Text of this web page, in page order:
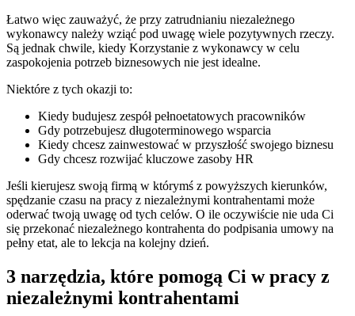
Łatwo więc zauważyć, że przy zatrudnianiu niezależnego
wykonawcy należy wziąć pod uwagę wiele pozytywnych rzeczy.
Są jednak chwile, kiedy Korzystanie z wykonawcy w celu
zaspokojenia potrzeb biznesowych nie jest idealne.
Niektóre z tych okazji to:
Kiedy budujesz zespół pełnoetatowych pracowników
Gdy potrzebujesz długoterminowego wsparcia
Kiedy chcesz zainwestować w przyszłość swojego biznesu
Gdy chcesz rozwijać kluczowe zasoby HR
Jeśli kierujesz swoją firmą w którymś z powyższych kierunków,
spędzanie czasu na pracy z niezależnymi kontrahentami może
oderwać twoją uwagę od tych celów. O ile oczywiście nie uda Ci
się przekonać niezależnego kontrahenta do podpisania umowy na
pełny etat, ale to lekcja na kolejny dzień.
3 narzędzia, które pomogą Ci w pracy z
niezależnymi kontrahentami